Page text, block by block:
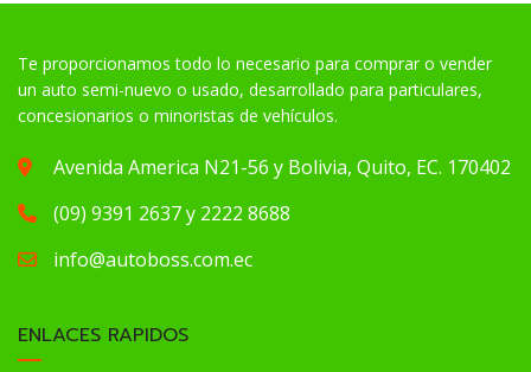
Te proporcionamos todo lo necesario para comprar o vender
un auto semi-nuevo o usado, desarrollado para particulares,
concesionarios o minoristas de vehículos.
Avenida America N21-56 y Bolivia, Quito, EC. 170402
(09) 9391 2637 y 2222 8688
info@autoboss.com.ec
ENLACES RAPIDOS